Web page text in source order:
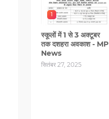
1
स्कूलों में 1 से 3 अक्टूबर
तक दशहरा अवकाश - MP
News
सितंबर 27, 2025